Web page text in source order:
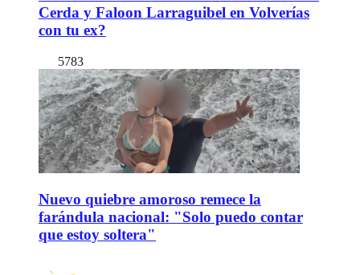
Cerda y Faloon Larraguibel en Volverías
con tu ex?
5783
Nuevo quiebre amoroso remece la
farándula nacional: "Solo puedo contar
que estoy soltera"